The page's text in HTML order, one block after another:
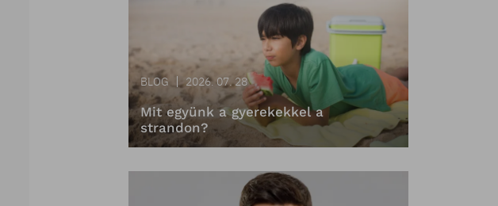
BLOG 2026. 07. 28
Mit együnk a gyerekekkel a
strandon?